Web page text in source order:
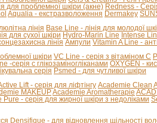
для проблемної шкіри (акне) Redness -
Aqualia - екстразволоження Dermakey
лінія Base Line - лінія для молодої
для сухої шкіри Hydro-Marin Line Intense
лінія Ампули Vitamin A Line -
шкіри VC Line - серія з вітаміном С
-cерія с глікозаміногліканами OXYGEN -
серія Psmed - для чутливої шкіри
Lift - серія для ліфтінгу Academie Clean
MAKEUPAcademie Aromatherapie
- серія для жирної шкіри з недоліками
Densifique - для відновлення щільності